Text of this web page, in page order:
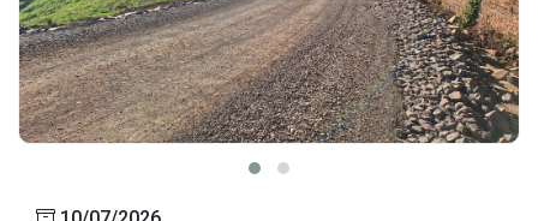
10/07/2026